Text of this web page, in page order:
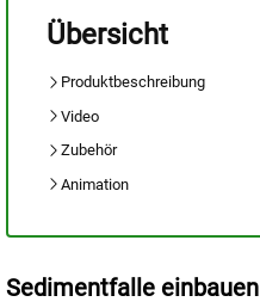
Übersicht
Produktbeschreibung
Video
Zubehör
Animation
Sedimentfalle einbauen